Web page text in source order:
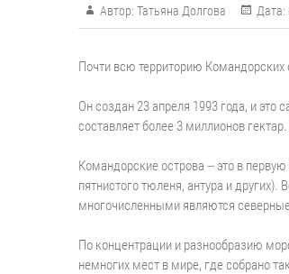
Автор: Татьяна Долгова Дата:
Почти всю территорию
Он создан 23 апреля 1993 года, и
составляет более 3 миллионов
Командорские острова – это в
пятнистого тюленя, антура и
многочисленными являются
По концентрации и разнообразию
немногих мест в мире, где собрано